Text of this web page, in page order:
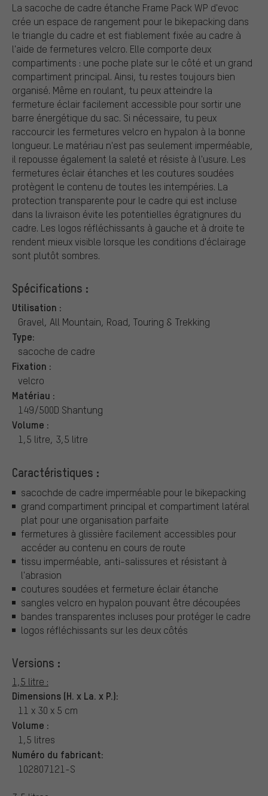
La sacoche de cadre étanche Frame Pack WP d'evoc
crée un espace de rangement pour le bikepacking dans
le triangle du cadre et est fiablement fixée au cadre à
l'aide de fermetures velcro. Elle comporte deux
compartiments : une poche plate sur le côté et un grand
compartiment principal. Ainsi, tu restes toujours bien
organisé. Même en roulant, tu peux atteindre la
fermeture éclair facilement accessible pour sortir une
barre énergétique du sac. Si nécessaire, tu peux
raccourcir les fermetures velcro en hypalon à la bonne
longueur. Le matériau n'est pas seulement imperméable,
il repousse également la saleté et résiste à l'usure. Les
fermetures éclair étanches et les coutures soudées
protègent le contenu de toutes les intempéries. La
protection transparente pour le cadre qui est incluse
dans la livraison évite les potentielles égratignures du
cadre. Les logos réfléchissants à gauche et à droite te
rendent mieux visible lorsque les conditions d'éclairage
sont plutôt sombres.
Spécifications :
Utilisation :
Gravel, All Mountain, Road, Touring & Trekking
Type:
sacoche de cadre
Fixation :
velcro
Matériau :
149/500D Shantung
Volume :
1,5 litre, 3,5 litre
Caractéristiques :
sacochde de cadre imperméable pour le bikepacking
grand compartiment principal et compartiment latéral
plat pour une organisation parfaite
fermetures à glissière facilement accessibles pour
accéder au contenu en cours de route
tissu imperméable, anti-salissures et résistant à
l'abrasion
coutures soudées et fermeture éclair étanche
sangles velcro en hypalon pouvant être découpées
bandes transparentes incluses pour protéger le cadre
logos réfléchissants sur les deux côtés
Versions :
1,5 litre :
Dimensions (H. x La. x P.):
11 x 30 x 5 cm
Volume :
1,5 litres
Numéro du fabricant:
102807121-S